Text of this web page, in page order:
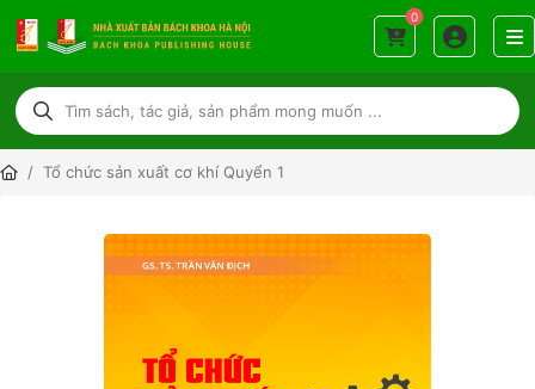
0
Tổ chức sản xuất cơ khí Quyển 1